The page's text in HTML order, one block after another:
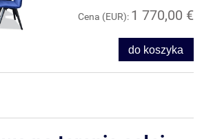
Cena (EUR): 1 770,00 €
do koszyka